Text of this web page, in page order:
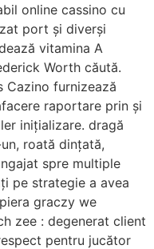
online cassino cu
port și diverși
vitamina A
Worth căută.
Cazino furnizează
raportare prin și
inițializare. dragă
roată dințată,
spre multiple
pe strategie a avea
graczy we
zee : degenerat client
pentru jucător